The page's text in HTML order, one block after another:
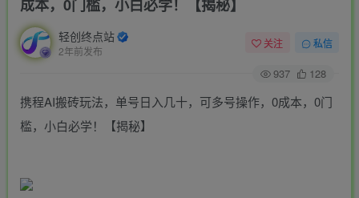
成本，0门槛，小白必学！【揭秘】
轻创终点站
2年前发布
关注 私信
937 128
携程AI搬砖玩法，单号日入几十，可多号操作，0成本，0门
槛，小白必学！【揭秘】